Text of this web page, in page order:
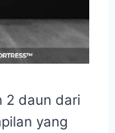
2 daun dari
yang